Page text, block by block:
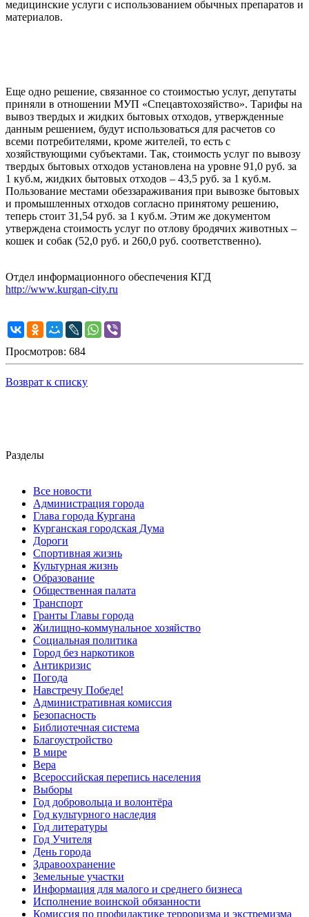
медицинские услуги с использованием обычных препаратов и
материалов.
Еще одно решение, связанное со стоимостью услуг, депутаты
приняли в отношении МУП «Спецавтохозяйство». Тарифы на
вывоз твердых и жидких бытовых отходов, утвержденные
данным решением, будут использоваться для расчетов со
всеми потребителями, кроме жителей, то есть с
хозяйствующими субъектами. Так, стоимость услуг по вывозу
твердых бытовых отходов установлена на уровне 91,0 руб. за
1 куб.м, жидких бытовых отходов – 43,5 руб. за 1 куб.м.
Пользование местами обеззараживания при вывозке бытовых
и промышленных отходов согласно принятому решению,
теперь стоит 31,54 руб. за 1 куб.м. Этим же документом
утверждена стоимость услуг по отлову бродячих животных –
кошек и собак (52,0 руб. и 260,0 руб. соответственно).
Отдел информационного обеспечения КГД
http://www.kurgan-city.ru
Просмотров: 684
Возврат к списку
Разделы
Все новости
Администрация города
Глава города Кургана
Курганская городская Дума
Дороги
Спортивная жизнь
Культурная жизнь
Образование
Общественная палата
Транспорт
Гранты Главы города
Жилищно-коммунальное хозяйство
Социальная политика
Город без наркотиков
Антикризис
Погода
Навстречу Победе!
Административная комиссия
Безопасность
Библиотечная система
Благоустройство
В мире
Вера
Всероссийская перепись населения
Выборы
Год добровольца и волонтёра
Год культурного наследия
Год литературы
Год Учителя
День города
Здравоохранение
Земельные участки
Информация для малого и среднего бизнеса
Исполнение воинской обязанности
Комиссия по профилактике терроризма и экстремизма